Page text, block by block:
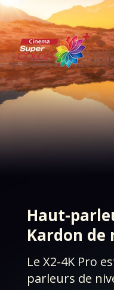
Haut-
Kardon de
Le X2-4K Pro
parleurs de